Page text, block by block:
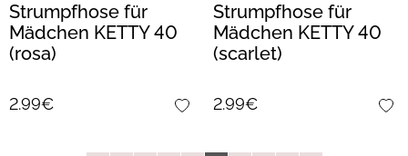
Strumpfhose für
Mädchen KETTY 40
(rosa)
2.99€
Strumpfhose für
Mädchen KETTY 40
(scarlet)
2.99€